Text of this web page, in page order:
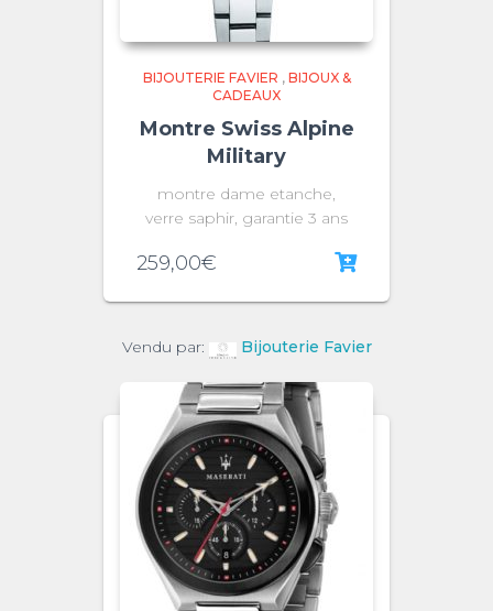
BIJOUTERIE FAVIER , BIJOUX &
CADEAUX
Montre Swiss Alpine
Military
montre dame etanche,
verre saphir, garantie 3 ans
259,00€
Vendu par: Bijouterie Favier